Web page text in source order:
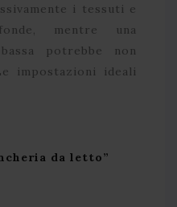
i tessuti e
mentre una
potrebbe non
impostazioni ideali
da letto”